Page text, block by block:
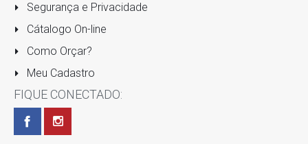
Segurança e Privacidade
Cátalogo On-line
Como Orçar?
Meu Cadastro
FIQUE CONECTADO: